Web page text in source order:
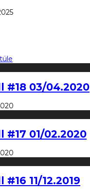
#18 03/04.2020
#17 01/02.2020
#16 11/12.2019